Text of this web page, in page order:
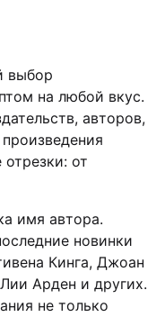
выбор
на любой вкус.
авторов,
от
имя автора.
новинки
Кинга, Джоан
Арден и других.
не только